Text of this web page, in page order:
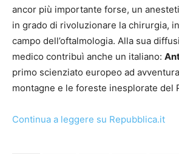
ancor più importante forse, un
in grado di rivoluzionare la chirurgia,
campo dell’oftalmologia. Alla sua
medico contribuì anche un italiano:
primo scienziato europeo ad
montagne e le foreste inesplorate del
Continua a leggere su Repubblica.it